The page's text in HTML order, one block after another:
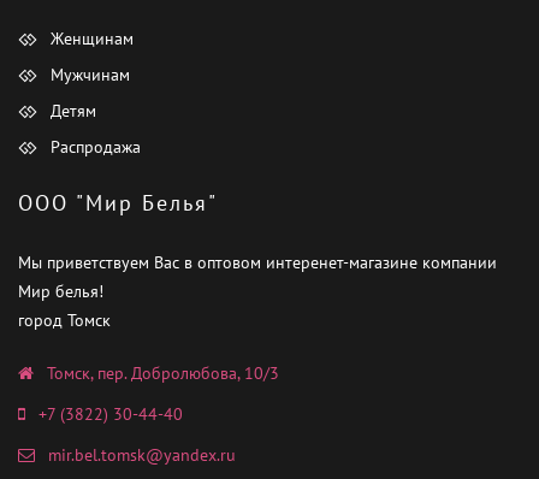
Женщинам
Мужчинам
Детям
Распродажа
ООО "Мир Белья"
Мы приветствуем Вас в оптовом интеренет-магазине компании
Мир белья!
город Томск
Томск, пер. Добролюбова, 10/3
+7 (3822) 30-44-40
mir.bel.tomsk@yandex.ru